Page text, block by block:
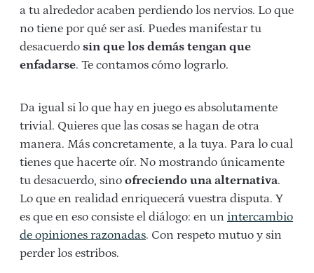
a tu alrededor acaben perdiendo los nervios. Lo que
no tiene por qué ser así. Puedes manifestar tu
desacuerdo sin que los demás tengan que
enfadarse. Te contamos cómo lograrlo.
Da igual si lo que hay en juego es absolutamente
trivial. Quieres que las cosas se hagan de otra
manera. Más concretamente, a la tuya. Para lo cual
tienes que hacerte oír. No mostrando únicamente
tu desacuerdo, sino ofreciendo una alternativa.
Lo que en realidad enriquecerá vuestra disputa. Y
es que en eso consiste el diálogo: en un intercambio
de opiniones razonadas. Con respeto mutuo y sin
perder los estribos.